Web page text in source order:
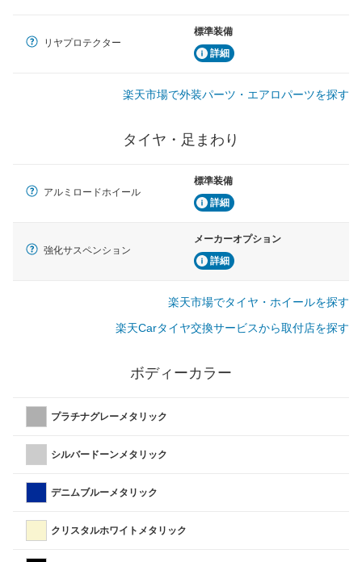
リヤプロテクター
標準装備
詳細
楽天市場で外装パーツ・エアロパーツを探す
タイヤ・足まわり
アルミロードホイール
標準装備
詳細
強化サスペンション
メーカーオプション
詳細
楽天市場でタイヤ・ホイールを探す
楽天Carタイヤ交換サービスから取付店を探す
ボディーカラー
プラチナグレーメタリック
シルバードーンメタリック
デニムブルーメタリック
クリスタルホワイトメタリック